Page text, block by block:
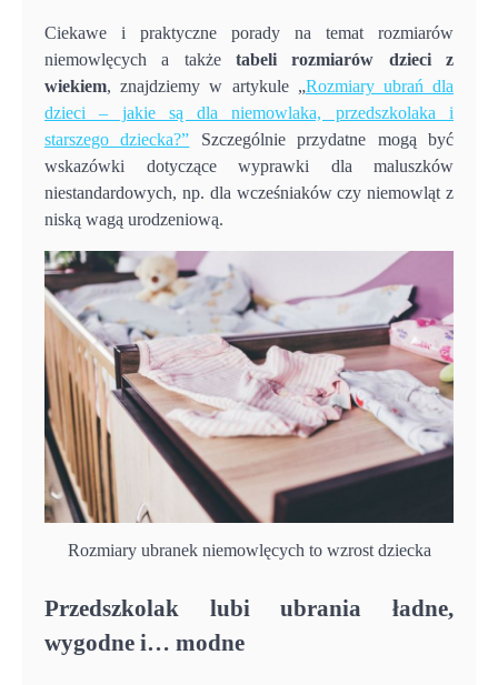
Ciekawe i praktyczne porady na temat rozmiarów
niemowlęcych a także tabeli rozmiarów dzieci z
wiekiem, znajdziemy w artykule „Rozmiary ubrań dla
dzieci – jakie są dla niemowlaka, przedszkolaka i
starszego dziecka?” Szczególnie przydatne mogą być
wskazówki dotyczące wyprawki dla maluszków
niestandardowych, np. dla wcześniaków czy niemowląt z
niską wagą urodzeniową.
Rozmiary ubranek niemowlęcych to wzrost dziecka
Przedszkolak lubi ubrania ładne,
wygodne i… modne